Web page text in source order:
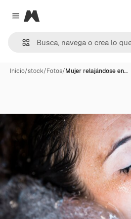
Close menu
Magnific
Inicio/stock/Fotos/Mujer relajándose en…